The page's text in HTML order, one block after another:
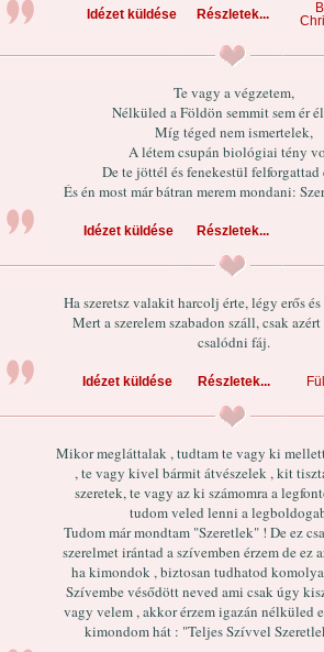
Idézet küldése Részletek...
Te vagy a végzetem,
Nélküled a Földön semmit sem ér
Míg téged nem ismertelek,
A létem csupán biológiai tény
De te jöttél és fenekestül felforgattad
És én most már bátran merem mondani:
Idézet küldése Részletek...
Ha szeretsz valakit harcolj érte, légy erős
Mert a szerelem szabadon száll, csak
csalódni fáj.
Idézet küldése Részletek...
Mikor megláttalak , tudtam te vagy ki
, te vagy kivel bármit átvészelek , kit
szeretek, te vagy az ki számomra a
tudom veled lenni a
Tudom már mondtam "Szeretlek" ! De ez
szerelmet irántad a szívemben érzem de ez
ha kimondok , biztosan tudhatod
Szívembe vésődött neved ami csak úgy
vagy velem , akkor érzem igazán nélküled
kimondom hát : "Teljes Szívvel